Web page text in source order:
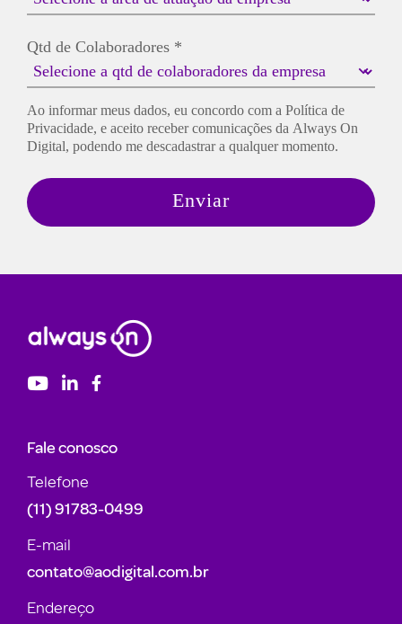
Fale conosco
Telefone
(11) 91783-0499
E-mail
contato@aodigital.com.br
Endereço